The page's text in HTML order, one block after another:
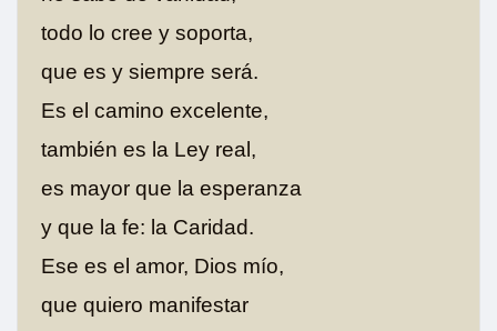
todo lo cree y soporta,
que es y siempre será.
Es el camino excelente,
también es la Ley real,
es mayor que la esperanza
y que la fe: la Caridad.
Ese es el amor, Dios mío,
que quiero manifestar